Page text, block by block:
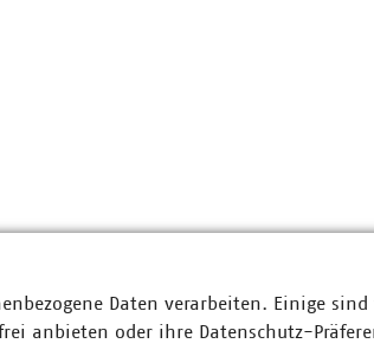
Daten verarbeiten. Einige
anbieten oder ihre Datenschutz-